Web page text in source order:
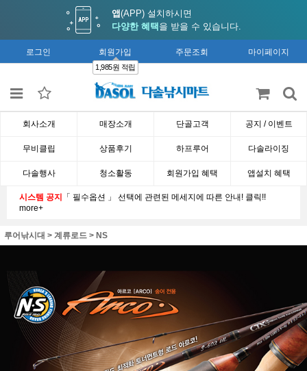
앱(APP) 설치하시면
다양한 혜택 을 받을 수 있습니다.
로그인 회원가입
1,985원 적립
주문조회 마이페이지
회사소개 매장소개 단골고객 공지 / 이벤트
무비클립 상품후기 하프루어 다솔라이징
다솔행사 청소활동 회원가입 혜택 앱설치 혜택
시스템 공지 「 필수옵션 」 선택에 관련된 메세지에 따른 안내! 클릭!!
more+
루어낚시대 > 계류로드 > NS